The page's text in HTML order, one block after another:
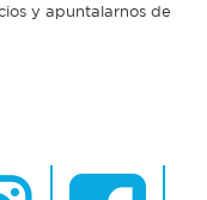
y apuntalarnos de